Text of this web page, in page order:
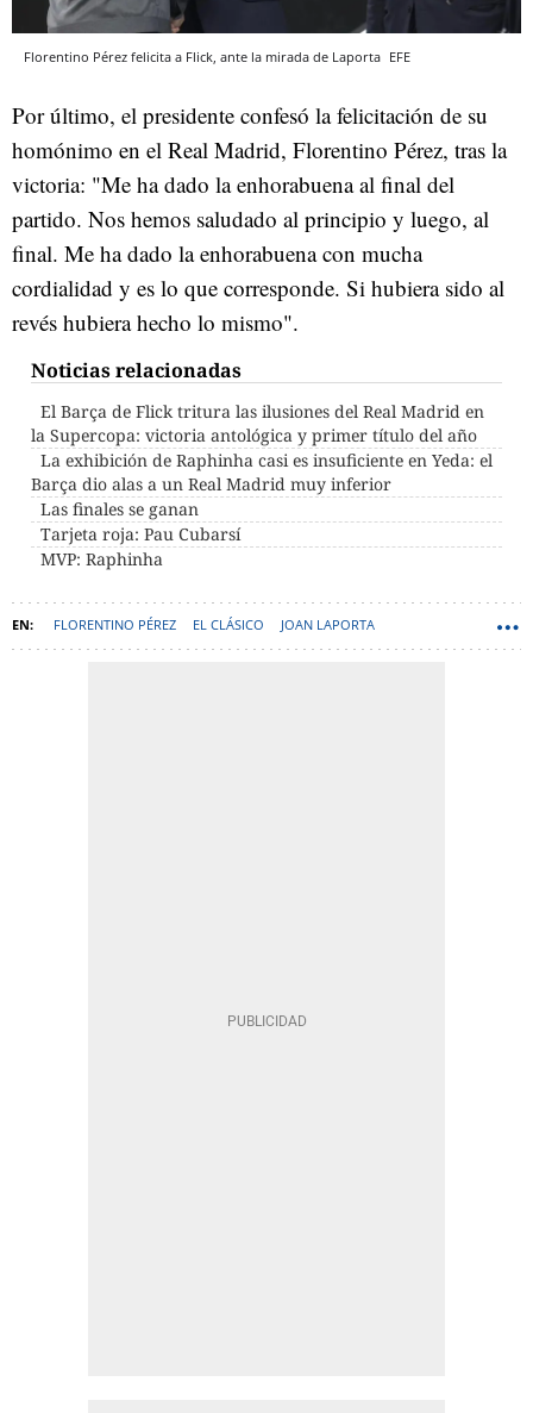
Florentino Pérez felicita a Flick, ante la mirada de Laporta EFE
Por último, el presidente confesó la felicitación de su
homónimo en el Real Madrid, Florentino Pérez, tras la
victoria: "Me ha dado la enhorabuena al final del
partido. Nos hemos saludado al principio y luego, al
final. Me ha dado la enhorabuena con mucha
cordialidad y es lo que corresponde. Si hubiera sido al
revés hubiera hecho lo mismo".
Noticias relacionadas
El Barça de Flick tritura las ilusiones del Real Madrid en
la Supercopa: victoria antológica y primer título del año
La exhibición de Raphinha casi es insuficiente en Yeda: el
Barça dio alas a un Real Madrid muy inferior
Las finales se ganan
Tarjeta roja: Pau Cubarsí
MVP: Raphinha
FLORENTINO PÉREZ EL CLÁSICO JOAN LAPORTA